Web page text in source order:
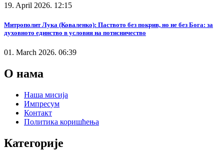
19. April 2026. 12:15
Митрополит Лука (Коваленко): Паството без покрив, но не без Бога: за
духовното единство в условия на потисничество
01. March 2026. 06:39
О нама
Наша мисија
Импресум
Контакт
Политика коришћења
Категорије